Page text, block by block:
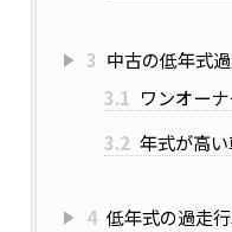
3 中古の低年式
3.1 ワンオー
3.2 年式が高
4 低年式の過走